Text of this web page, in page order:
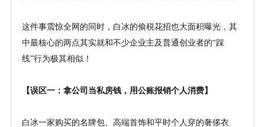
这件事震惊全网的同时，白冰的偷税花招也大面积曝光，其
中最核心的两点其实就和不少企业主及普通创业者的“踩
线”行为极其相似！
【误区一：拿公司当私房钱，用公账报销个人消费】
白冰一家购买的名牌包、高端首饰和平时个人穿的奢侈衣